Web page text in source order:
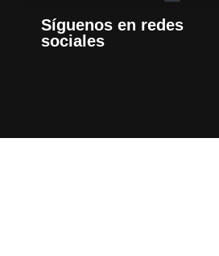
Síguenos en redes
sociales